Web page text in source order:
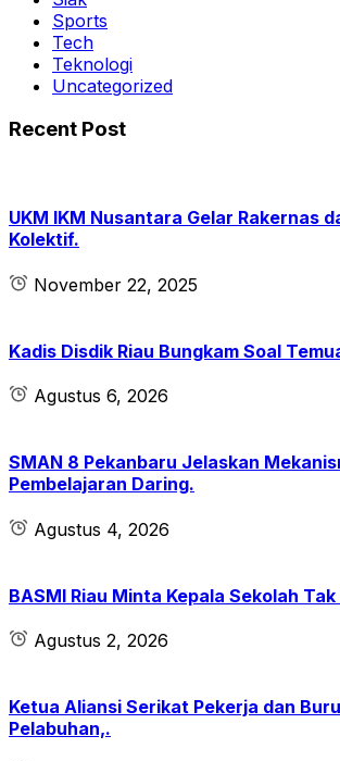
Sports
Tech
Teknologi
Uncategorized
Recent Post
UKM IKM Nusantara Gelar Rakernas
Kolektif.
November 22, 2025
Kadis Disdik Riau Bungkam Soal
Agustus 6, 2026
SMAN 8 Pekanbaru Jelaskan
Pembelajaran Daring.
Agustus 4, 2026
BASMI Riau Minta Kepala Sekolah
Agustus 2, 2026
Ketua Aliansi Serikat Pekerja dan
Pelabuhan,.